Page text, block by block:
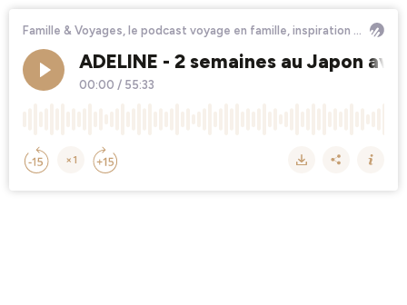
Famille & Voyages, le podcast voyage en famille, inspiration pour vos prochaines vacances
ADELINE - 2 semaines au Japon
00:00 / 55:33
×1